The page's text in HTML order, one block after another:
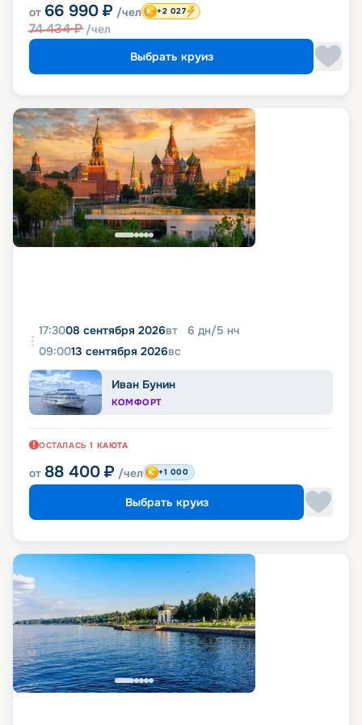
от 66 990 ₽ /чел
74 434₽ /чел
+2 027
Выбрать круиз
17:3008 сентября 2026вт 6 дн/5 нч
09:0013 сентября 2026вс
Иван Бунин
КОМФОРТ
ОСТАЛАСЬ 1 КАЮТА
от 88 400 ₽ /чел +1 000
Выбрать круиз